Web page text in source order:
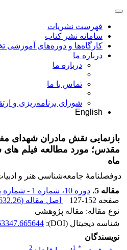
فهرست نشریات
سامانه نشر کتاب
کارگاه‌ها و دوره‌های
درباره ما
درباره ما
تماس با ما
شورای برنامه‌ریزی و
English
بازنمایی نقش مادران شهدای
ماه
دوفصلنامۀ جامعه‌شناسی هنر و
مقاله 5
، دوره 10، شماره 1 - شماره پیاپی 19
صفحه 127-152 اصل مقاله (K
نوع مقاله: مقاله پژوهشی
شناسه دیجیتال (DOI):
نویسندگان
*
1
2